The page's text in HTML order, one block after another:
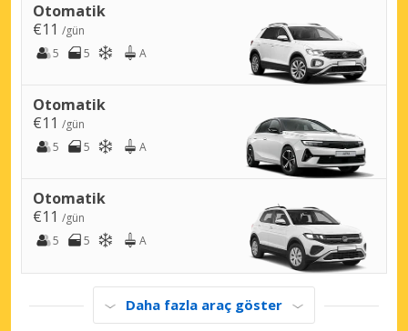
Otomatik
€11 /gün
5
5 A
Otomatik
€11 /gün
5
5 A
Otomatik
€11 /gün
5
5 A
Daha fazla araç göster